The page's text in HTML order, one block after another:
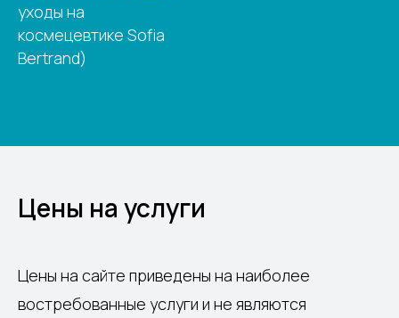
уходы на
космецевтике Sofia
Bertrand)
Цены на услуги
Цены на сайте приведены на наиболее
востребованные услуги и не являются